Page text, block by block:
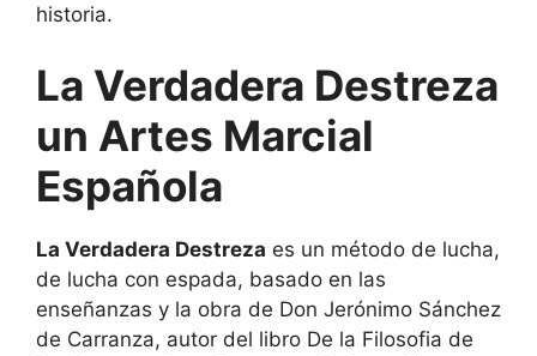
historia.
La Verdadera Destreza
un Artes Marcial
Española
La Verdadera Destreza es un método de lucha,
de lucha con espada, basado en las
enseñanzas y la obra de Don Jerónimo Sánchez
de Carranza, autor del libro De la Filosofia de